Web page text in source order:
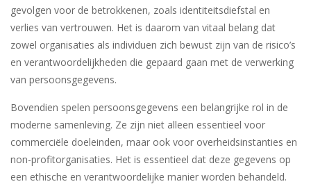
gevolgen voor de betrokkenen, zoals identiteitsdiefstal en
verlies van vertrouwen. Het is daarom van vitaal belang dat
zowel organisaties als individuen zich bewust zijn van de risico’s
en verantwoordelijkheden die gepaard gaan met de verwerking
van persoonsgegevens.
Bovendien spelen persoonsgegevens een belangrijke rol in de
moderne samenleving. Ze zijn niet alleen essentieel voor
commerciële doeleinden, maar ook voor overheidsinstanties en
non-profitorganisaties. Het is essentieel dat deze gegevens op
een ethische en verantwoordelijke manier worden behandeld.